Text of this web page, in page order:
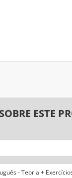
ESTE